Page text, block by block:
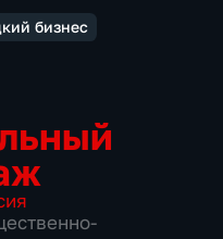
бизнес